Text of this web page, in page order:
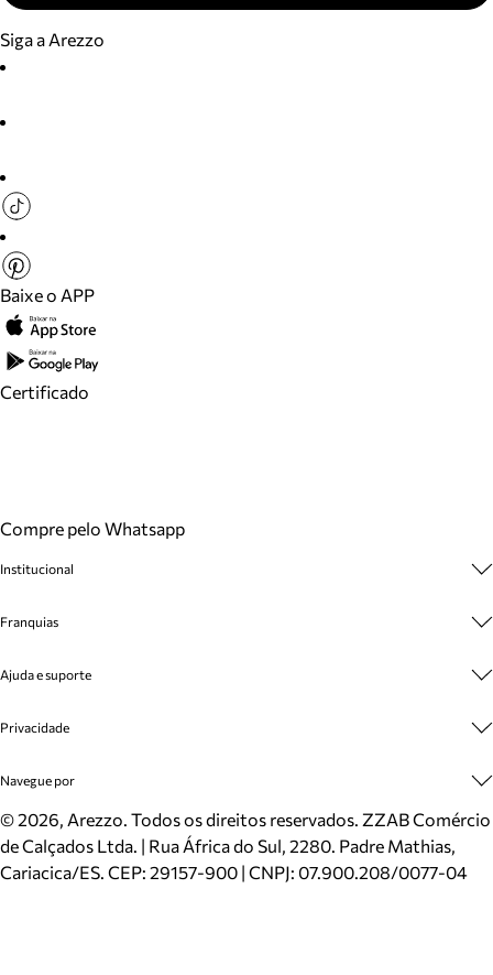
Siga a Arezzo
Baixe o APP
Certificado
Compre pelo Whatsapp
Institucional
Cashback
Venda Corporativa
Mapa do Site
Inverno
Mundo Arezzo
Franquias
Plano de Negócio
Ajuda e suporte
Cadastro
Meus Pedidos
Trocas e Devoluções
Cartão Presente
Localizador de lojas
Privacidade
Politica e Privacidade
Navegue por
Sapatos
Bolsas
Scarpins
©2026, Arezzo. Todos os direitos reservados. ZZAB Comércio
de Calçados Ltda. | Rua África do Sul, 2280. Padre Mathias,
Cariacica/ES. CEP: 29157-900 | CNPJ: 07.900.208/0077-04